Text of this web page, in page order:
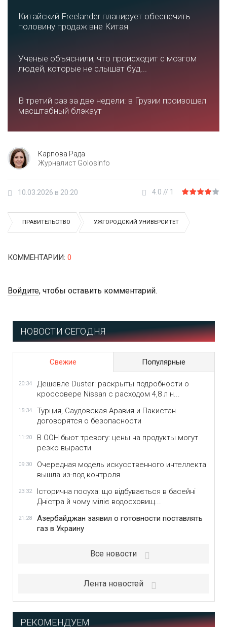
Китайский Freelander планирует обеспечить
половину продаж вне Китая
Ученые объяснили, что происходит с мозгом
людей, которые не слышат буд...
В третий раз за две недели: в Грузии произошел
масштабный блэкаут
Карпова Рада
Журналист GolosInfo
10.03.2026 в 20:20 4.0 // 1
ПРАВИТЕЛЬСТВО УЖГОРОДСКИЙ УНИВЕРСИТЕТ
КОММЕНТАРИИ: 0
Войдите, чтобы оставить комментарий.
НОВОСТИ СЕГОДНЯ
Свежие Популярные
20:34
Дешевле Duster: раскрыты подробности о
кроссовере Nissan с расходом 4,8 л н...
15:34
Турция, Саудовская Аравия и Пакистан
договорятся о безопасности
11:20
В ООН бьют тревогу: цены на продукты могут
резко вырасти
09:30
Очередная модель искусственного интеллекта
вышла из-под контроля
23:32
Історична посуха: що відбувається в басейні
Дністра й чому міліє водосховищ...
21:28
Азербайджан заявил о готовности поставлять
газ в Украину
Все новости
Лента новостей
РЕКОМЕНДУЕМ